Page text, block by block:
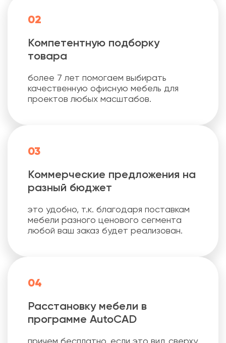
02
Компетентную подборку
товара
более 7 лет помогаем выбирать
качественную офисную мебель для
проектов любых масштабов.
03
Коммерческие предложения на
разный бюджет
это удобно, т.к. благодаря поставкам
мебели разного ценового сегмента
любой ваш заказ будет реализован.
04
Расстановку мебели в
программе AutoCAD